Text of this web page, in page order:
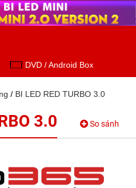
DVD / Android Box
/ BI LED RED TURBO 3.0
3.0 So sánh